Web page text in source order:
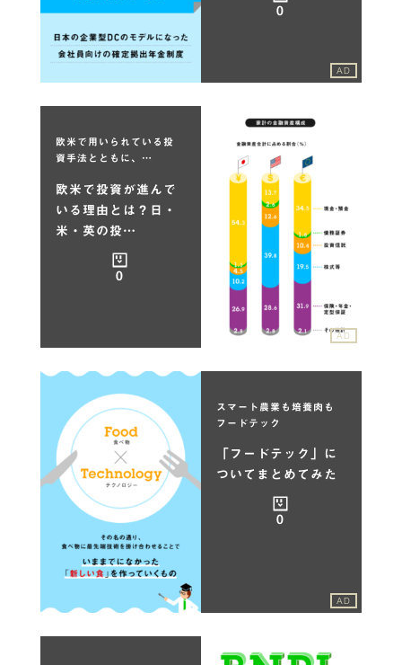
0
AD
欧米で用いられている投
資手法とともに、…
欧米で投資が進んで
いる理由とは？日・
米・英の投…
0
AD
スマート農業も培養肉も
フードテック
「フードテック」に
ついてまとめてみた
0
AD